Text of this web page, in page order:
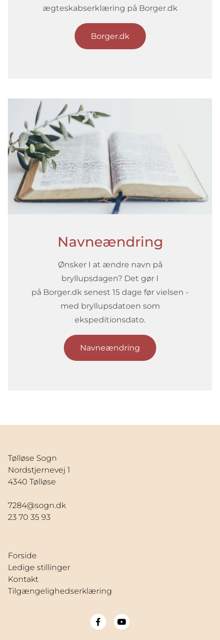
ægteskabserklæring på Borger.dk
Borger.dk
Navneændring
Ønsker I at ændre navn på
bryllupsdagen? Det gør I
på Borger.dk senest 15 dage før vielsen -
med bryllupsdatoen som
ekspeditionsdato.
Navneændring
Tølløse Sogn
Nordstjernevej 1
4340 Tølløse
7284@sogn.dk
23 70 35 93
Forside
Ledige stillinger
Kontakt
Tilgængelighedserklæring